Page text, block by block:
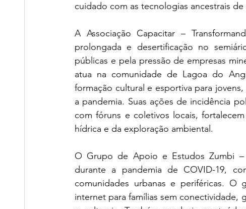
cuidado com as tecnologias ancestrais de
A Associação Capacitar –
prolongada e desertificação no
públicas e pela pressão de empresas
atua na comunidade de Lagoa do
formação cultural e esportiva para
a pandemia. Suas ações de incidência
com fóruns e coletivos locais,
hídrica e da exploração ambiental.
O Grupo de Apoio e Estudos Zumbi –
durante a pandemia de COVID-19,
comunidades urbanas e periféricas. O
internet para famílias sem conectividade,